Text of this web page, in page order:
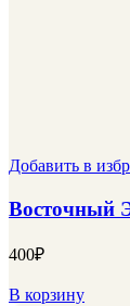
Добавить в
Восточный
400₽
В корзину